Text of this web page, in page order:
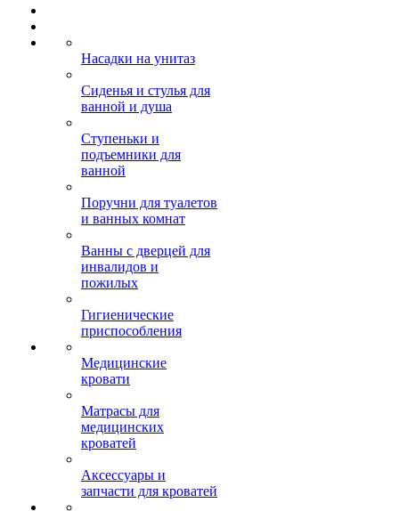
Насадки на унитаз
Сиденья и стулья для
ванной и душа
Ступеньки и
подъемники для
ванной
Поручни для туалетов
и ванных комнат
Ванны с дверцей для
инвалидов и
пожилых
Гигиенические
приспособления
Медицинские
кровати
Матрасы для
медицинских
кроватей
Аксессуары и
запчасти для кроватей